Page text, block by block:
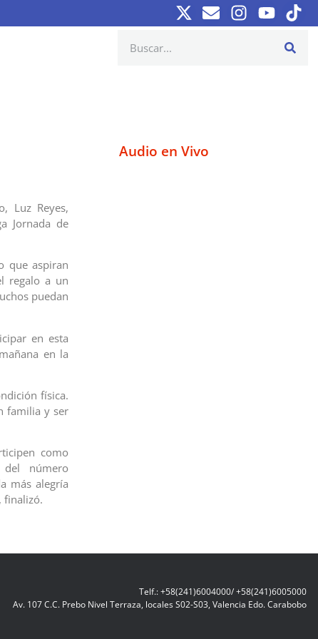
Luz Reyes,
Jornada de
que aspiran
regalo a un
puedan
en esta
en la
física.
familia y ser
como
número
más alegría
finalizó.
Audio en Vivo
Telf.: +58(241)6004000/ +58(241)6005000
Av. 107 C.C. Prebo Nivel Terraza, locales S02-S03, Valencia Edo. Carabobo